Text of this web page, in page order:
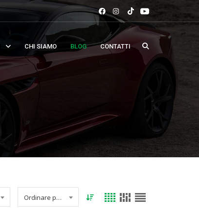
CHI SIAMO BLOG CONTATTI
Ordinare per data